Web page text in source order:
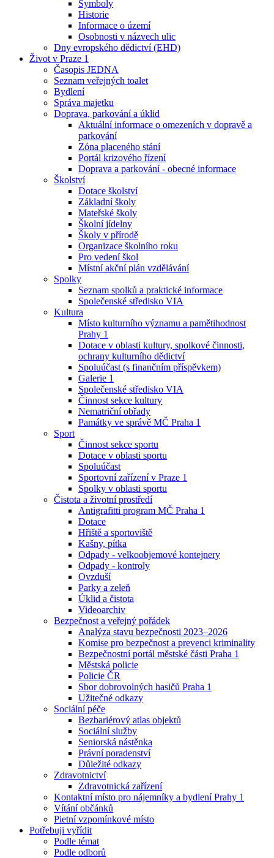
Symboly
Historie
Informace o území
Osobnosti v názvech ulic
Dny evropského dědictví (EHD)
Život v Praze 1
Časopis JEDNA
Seznam veřejných toalet
Bydlení
Správa majetku
Doprava, parkování a úklid
Aktuální informace o omezeních v dopravě a
parkování
Zóna placeného stání
Portál krizového řízení
Doprava a parkování - obecné informace
Školství
Dotace školství
Základní školy
Mateřské školy
Školní jídelny
Školy v přírodě
Organizace školního roku
Pro vedení škol
Místní akční plán vzdělávání
Spolky
Seznam spolků a praktické informace
Společenské středisko VIA
Kultura
Místo kulturního významu a pamětihodnost
Prahy 1
Dotace v oblasti kultury, spolkové činnosti,
ochrany kulturního dědictví
Spoluúčast (s finančním příspěvkem)
Galerie 1
Společenské středisko VIA
Činnost sekce kultury
Nematriční obřady
Památky ve správě MČ Praha 1
Sport
Činnost sekce sportu
Dotace v oblasti sportu
Spoluúčast
Sportovní zařízení v Praze 1
Spolky v oblasti sportu
Čistota a životní prostředí
Antigrafitti program MČ Praha 1
Dotace
Hřiště a sportoviště
Kašny, pítka
Odpady - velkoobjemové kontejnery
Odpady - kontroly
Ovzduší
Parky a zeleň
Úklid a čistota
Videoarchiv
Bezpečnost a veřejný pořádek
Analýza stavu bezpečnosti 2023–2026
Komise pro bezpečnost a prevenci kriminality
Bezpečnostní portál městské části Praha 1
Městská policie
Policie ČR
Sbor dobrovolných hasičů Praha 1
Užitečné odkazy
Sociální péče
Bezbariérový atlas objektů
Sociální služby
Seniorská nástěnka
Právní poradenství
Důležité odkazy
Zdravotnictví
Zdravotnická zařízení
Kontaktní místo pro nájemníky a bydlení Prahy 1
Vítání občánků
Pietní vzpomínkové místo
Potřebuji vyřídit
Podle témat
Podle odborů